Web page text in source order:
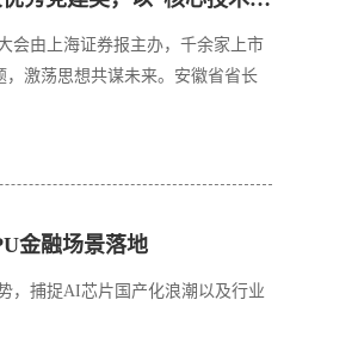
会由上海证券报主办，千余家上市
，激荡思想共谋未来。安徽省省长
金融场景落地
，捕捉AI芯片国产化浪潮以及行业